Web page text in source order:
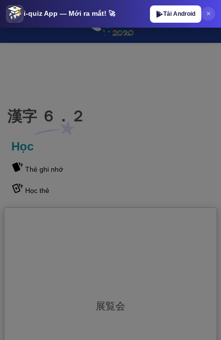
漢字 ６．２ | iQuiz@stop 漢字 ６．２ | iQuiz@stop
漢字 ６．２
Học
Thẻ ghi nhớ
Học thẻ
展覧会
てんらんかい
i-quiz App — Mới ra mắt! 🚀 Tải Android ×